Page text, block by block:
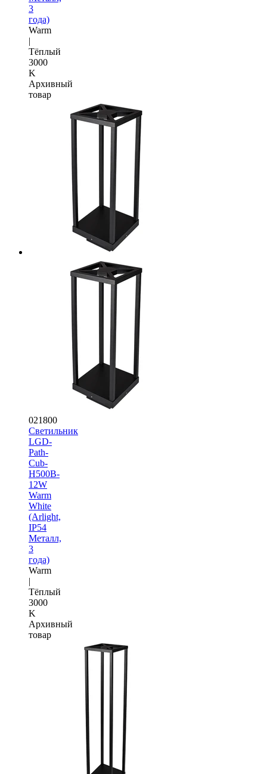
3
года)
Warm
|
Тёплый
3000
K
Архивный
товар
021800
Светильник
LGD-
Path-
Cub-
H500B-
12W
Warm
White
(Arlight,
IP54
Металл,
3
года)
Warm
|
Тёплый
3000
K
Архивный
товар